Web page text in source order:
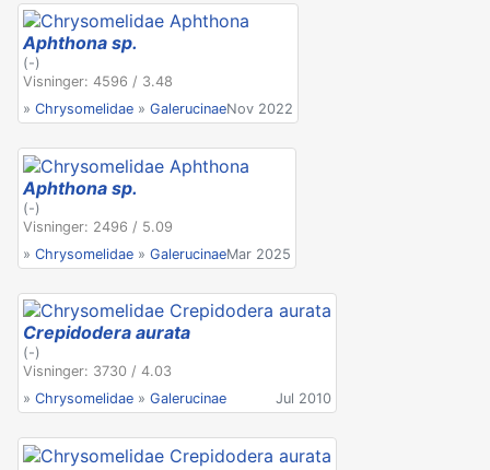
Aphthona sp.
(-)
Visninger: 4596 / 3.48
» Chrysomelidae » GalerucinaeNov 2022
Aphthona sp.
(-)
Visninger: 2496 / 5.09
» Chrysomelidae » GalerucinaeMar 2025
Crepidodera aurata
(-)
Visninger: 3730 / 4.03
» Chrysomelidae » Galerucinae Jul 2010